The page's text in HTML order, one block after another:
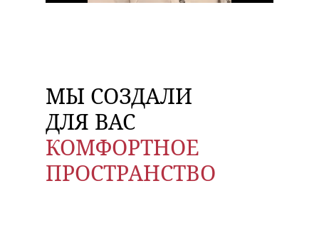
МЫ СОЗДАЛИ
ДЛЯ ВАС
КОМФОРТНОЕ
ПРОСТРАНСТВО